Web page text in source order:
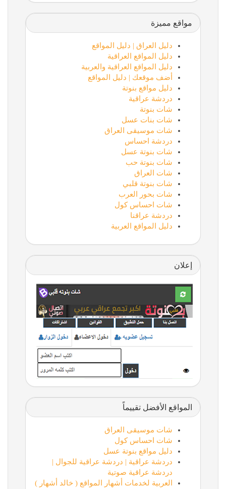
مواقع مميزة
دليل العراق | دليل المواقع
دليل المواقع العراقية
دليل المواقع العراقية والعربية
أضف موقعك | دليل المواقع
دليل مواقع بنوتة
دردشة عراقية
شات بنوتة
شات بنات عسل
شات موسيقى العراق
دردشة احساس
شات بنوتة عسل
شات بنوتة حب
شات العراق
شات بنوتة قلبي
شات بحور العرب
شات احساس كول
دردشة عراقنا
دليل المواقع العربية
إعلان
المواقع الأفضل تقييماً
شات موسيقى العراق
شات احساس كول
دليل مواقع بنوتة عسل
دردشة عراقية | دردشة عراقية للجوال |
دردشة عراقية صوتية
العربية لخدمات أشهار المواقع ( خالد أشهار )